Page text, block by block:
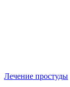
Лечение простуды